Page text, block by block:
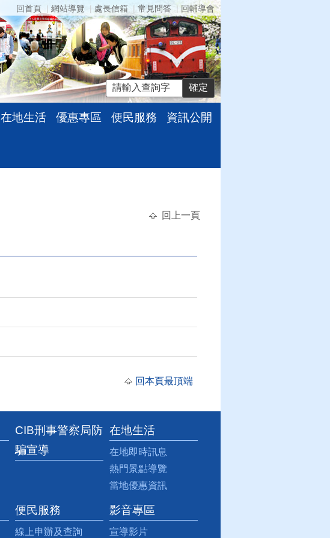
回首頁 網站導覽 處長信箱 常見問答 回輔導會
在地生活 優惠專區 便民服務 資訊公開
回上一頁
回本頁最頂端
CIB刑事警察局防
騙宣導
在地生活
在地即時訊息
熱門景點導覽
當地優惠資訊
便民服務
線上申辦及查詢
影音專區
宣導影片